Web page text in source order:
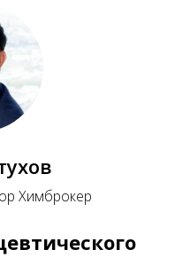
Химброкер